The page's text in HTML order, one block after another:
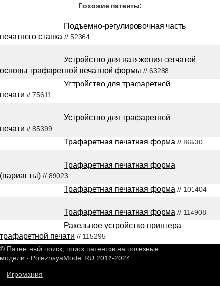
Похожие патенты:
Подъемно-регулировочная часть
печатного станка // 52364
Устройство для натяжения сетчатой
основы трафаретной печатной формы // 63288
Устройство для трафаретной
печати // 75611
Устройство для трафаретной
печати // 85399
Трафаретная печатная форма // 86530
Трафаретная печатная форма
(варианты) // 89023
Трафаретная печатная форма // 101404
Трафаретная печатная форма // 114908
Ракельное устройство принтера
трафаретной печати // 115295
© Патентный поиск, поиск патентов на полезные
модели - PoleznayaModel.RU 2012-2024
Игромания